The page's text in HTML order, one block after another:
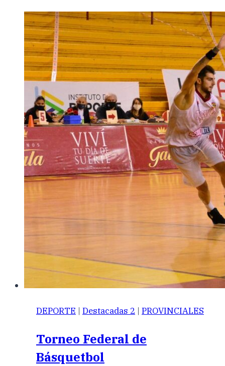
DEPORTE | Destacadas 2 | PROVINCIALES
Torneo Federal de
Básquetbol